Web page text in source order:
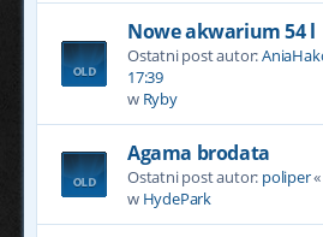
Nowe akwarium 54 l
Ostatni post autor:
17:39
w Ryby
Agama brodata
Ostatni post autor: poliper«
w HydePark